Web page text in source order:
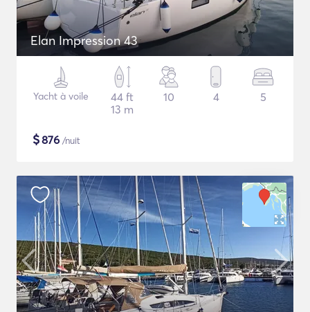
Elan Impression 43
Yacht à voile
44 ft
13 m
10 4 5
$876 /nuit